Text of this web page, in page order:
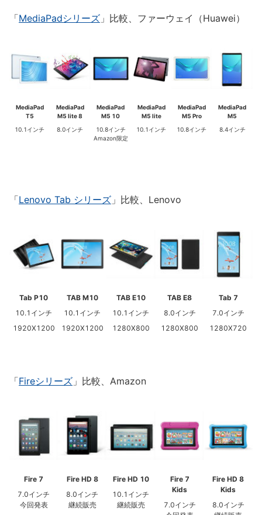
「MediaPadシリーズ 」比較、ファーウェイ（Huawei）
MediaPad
T5
10.1インチ
MediaPad
M5 lite 8
8.0インチ
MediaPad
M5 10
10.8インチ
Amazon限定
MediaPad
M5 lite
10.1インチ
MediaPad
M5 Pro
10.8インチ
MediaPad
M5
8.4インチ
「Lenovo Tab シリーズ 」比較、Lenovo
Tab P10
10.1インチ
1920X1200
TAB M10
10.1インチ
1920X1200
TAB E10
10.1インチ
1280X800
TAB E8
8.0インチ
1280X800
Tab 7
7.0インチ
1280X720
「Fireシリーズ 」比較、Amazon
Fire 7
7.0インチ
今回発表
Fire HD 8
8.0インチ
継続販売
Fire HD 10
10.1インチ
継続販売
Fire 7
Kids
7.0インチ
Fire HD 8
Kids
8.0インチ